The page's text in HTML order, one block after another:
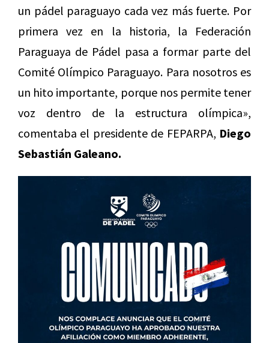
un pádel paraguayo cada vez más fuerte. Por
primera vez en la historia, la Federación
Paraguaya de Pádel pasa a formar parte del
Comité Olímpico Paraguayo. Para nosotros es
un hito importante, porque nos permite tener
voz dentro de la estructura olímpica»,
comentaba el presidente de FEPARPA, Diego
Sebastián Galeano.